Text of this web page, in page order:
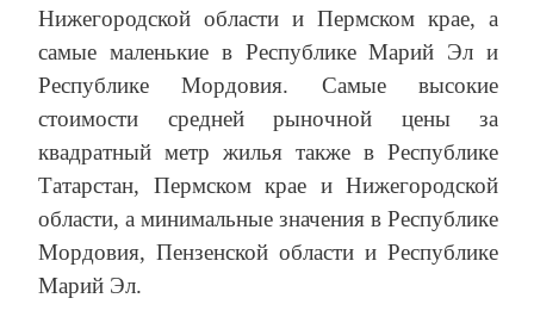
Нижегородской области и Пермском крае, а
самые маленькие в Республике Марий Эл и
Республике Мордовия. Самые высокие
стоимости средней рыночной цены за
квадратный метр жилья также в Республике
Татарстан, Пермском крае и Нижегородской
области, а минимальные значения в Республике
Мордовия, Пензенской области и Республике
Марий Эл.